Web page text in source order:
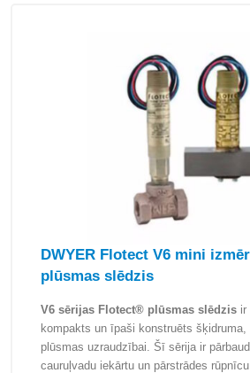
DWYER Flotect V6 mini
plūsmas slēdzis
V6 sērijas Flotect® plūsmas slēdzis ir
kompakts un īpaši konstruēts
plūsmas uzraudzībai. Šī sērija ir
cauruļvadu iekārtu un pārstrādes